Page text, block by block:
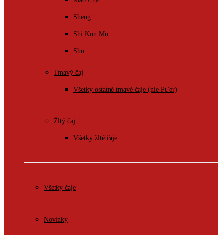
Sheng
Shi Kun Mu
Shu
Tmavý čaj
Všetky ostatné tmavé čaje (nie Pu'er)
Žltý čaj
Všetky žlté čaje
Všetky čaje
Novinky